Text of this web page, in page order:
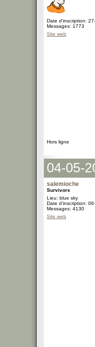
Date d'inscription:
Messages: 1773
Site web
Hors ligne
04-05-
salemioche
Survivors
Lieu: blue sky
Date d'inscription:
Messages: 4130
Site web